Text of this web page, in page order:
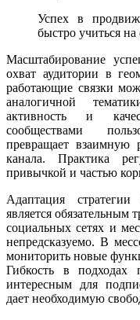
Успех в
быстро учиться
Масштабирование
охват аудитории в
работающие связки
аналогичной
активность и
сообществами
превращает взаимную
канала. Практика
привычкой и частью
Адаптация
является
социальных сетях и
непредсказуемо. В
мониторить новые
Гибкость в подходах
интересным для
дает необходимую